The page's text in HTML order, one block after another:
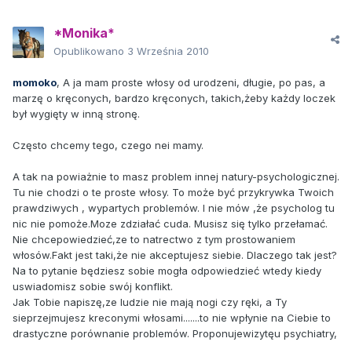
*Monika*
Opublikowano 3 Września 2010
momoko, A ja mam proste włosy od urodzeni, długie, po pas, a
marzę o kręconych, bardzo kręconych, takich,żeby każdy loczek
był wygięty w inną stronę.
Często chcemy tego, czego nei mamy.
A tak na powiażnie to masz problem innej natury-psychologicznej.
Tu nie chodzi o te proste włosy. To może być przykrywka Twoich
prawdziwych , wypartych problemów. I nie mów ,że psycholog tu
nic nie pomoże.Moze zdziałać cuda. Musisz się tylko przełamać.
Nie chcepowiedzieć,ze to natrectwo z tym prostowaniem
włosów.Fakt jest taki,że nie akceptujesz siebie. Dlaczego tak jest?
Na to pytanie będziesz sobie mogła odpowiedzieć wtedy kiedy
uswiadomisz sobie swój konflikt.
Jak Tobie napiszę,ze ludzie nie mają nogi czy ręki, a Ty
sieprzejmujesz kreconymi włosami.......to nie wpłynie na Ciebie to
drastyczne porównanie problemów. Proponujewizytęu psychiatry,